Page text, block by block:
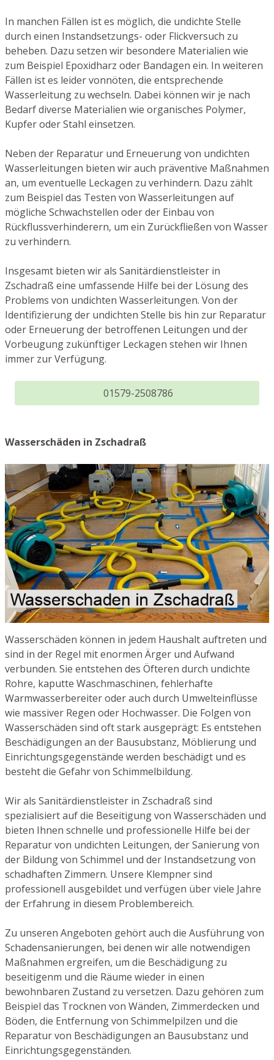
In manchen Fällen ist es möglich, die undichte Stelle
durch einen Instandsetzungs- oder Flickversuch zu
beheben. Dazu setzen wir besondere Materialien wie
zum Beispiel Epoxidharz oder Bandagen ein. In weiteren
Fällen ist es leider vonnöten, die entsprechende
Wasserleitung zu wechseln. Dabei können wir je nach
Bedarf diverse Materialien wie organisches Polymer,
Kupfer oder Stahl einsetzen.
Neben der Reparatur und Erneuerung von undichten
Wasserleitungen bieten wir auch präventive Maßnahmen
an, um eventuelle Leckagen zu verhindern. Dazu zählt
zum Beispiel das Testen von Wasserleitungen auf
mögliche Schwachstellen oder der Einbau von
Rückflussverhinderern, um ein Zurückfließen von Wasser
zu verhindern.
Insgesamt bieten wir als Sanitärdienstleister in
Zschadraß eine umfassende Hilfe bei der Lösung des
Problems von undichten Wasserleitungen. Von der
Identifizierung der undichten Stelle bis hin zur Reparatur
oder Erneuerung der betroffenen Leitungen und der
Vorbeugung zukünftiger Leckagen stehen wir Ihnen
immer zur Verfügung.
01579-2508786
Wasserschäden in Zschadraß
Wasserschäden können in jedem Haushalt auftreten und
sind in der Regel mit enormen Ärger und Aufwand
verbunden. Sie entstehen des Öfteren durch undichte
Rohre, kaputte Waschmaschinen, fehlerhafte
Warmwasserbereiter oder auch durch Umwelteinflüsse
wie massiver Regen oder Hochwasser. Die Folgen von
Wasserschäden sind oft stark ausgeprägt: Es entstehen
Beschädigungen an der Bausubstanz, Möblierung und
Einrichtungsgegenstände werden beschädigt und es
besteht die Gefahr von Schimmelbildung.
Wir als Sanitärdienstleister in Zschadraß sind
spezialisiert auf die Beseitigung von Wasserschäden und
bieten Ihnen schnelle und professionelle Hilfe bei der
Reparatur von undichten Leitungen, der Sanierung von
der Bildung von Schimmel und der Instandsetzung von
schadhaften Zimmern. Unsere Klempner sind
professionell ausgebildet und verfügen über viele Jahre
der Erfahrung in diesem Problembereich.
Zu unseren Angeboten gehört auch die Ausführung von
Schadensanierungen, bei denen wir alle notwendigen
Maßnahmen ergreifen, um die Beschädigung zu
beseitigenm und die Räume wieder in einen
bewohnbaren Zustand zu versetzen. Dazu gehören zum
Beispiel das Trocknen von Wänden, Zimmerdecken und
Böden, die Entfernung von Schimmelpilzen und die
Reparatur von Beschädigungen an Bausubstanz und
Einrichtungsgegenständen.